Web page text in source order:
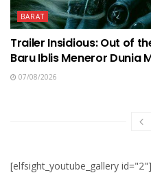
BARAT
Trailer Insidious: Out of
Baru Iblis Meneror Dunia
07/08/2026
[elfsight_youtube_gallery id="2"]